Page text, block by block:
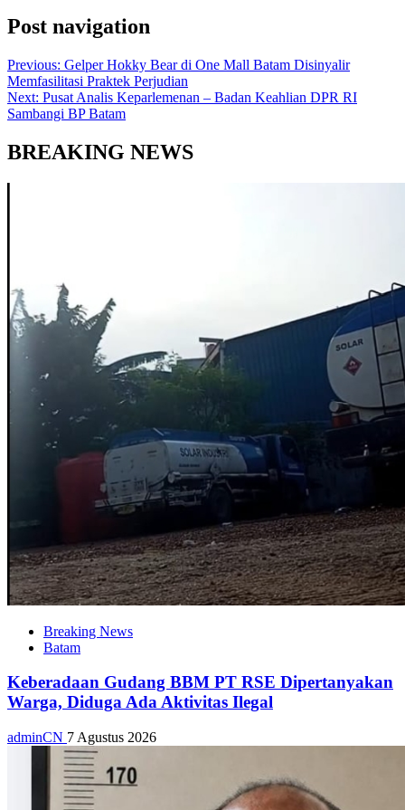
Post navigation
Previous: Gelper Hokky Bear di One Mall Batam Disinyalir
Memfasilitasi Praktek Perjudian
Next: Pusat Analis Keparlemenan – Badan Keahlian DPR RI
Sambangi BP Batam
BREAKING NEWS
Breaking News
Batam
Keberadaan Gudang BBM PT RSE Dipertanyakan
Warga, Diduga Ada Aktivitas Ilegal
adminCN 7 Agustus 2026